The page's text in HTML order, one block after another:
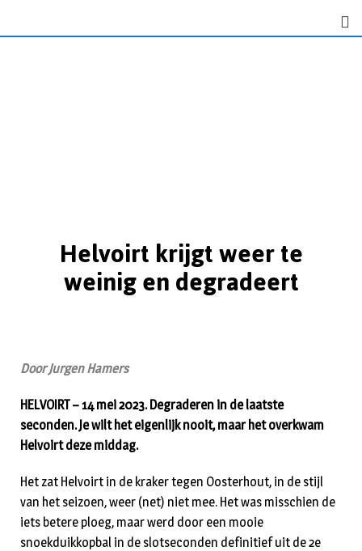
Helvoirt krijgt weer te
weinig en degradeert
Door Jurgen Hamers
HELVOIRT – 14 mei 2023. Degraderen in de laatste
seconden. Je wilt het eigenlijk nooit, maar het overkwam
Helvoirt deze middag.
Het zat Helvoirt in de kraker tegen Oosterhout, in de stijl
van het seizoen, weer (net) niet mee. Het was misschien de
iets betere ploeg, maar werd door een mooie
snoekduikkopbal in de slotseconden definitief uit de 2e